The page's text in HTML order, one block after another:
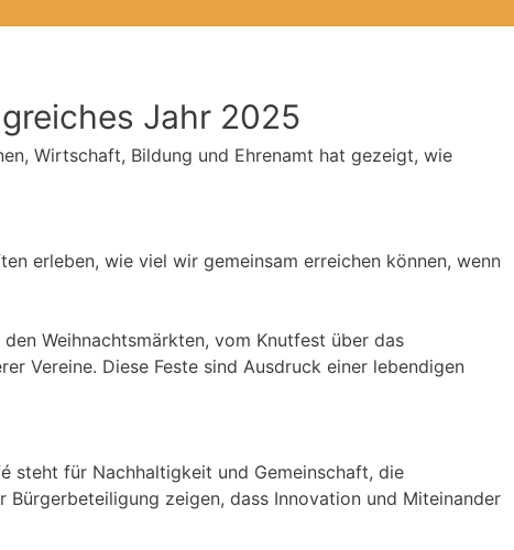
Jahr 2025
Wirtschaft, Bildung und Ehrenamt hat gezeigt, wie
erleben, wie viel wir gemeinsam erreichen können, wenn
Weihnachtsmärkten, vom Knutfest über das
Vereine. Diese Feste sind Ausdruck einer lebendigen
steht für Nachhaltigkeit und Gemeinschaft, die
zeigen, dass Innovation und Miteinander